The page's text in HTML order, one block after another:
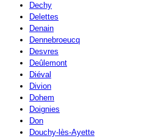
Dechy
Delettes
Denain
Dennebroeucq
Desvres
Deûlemont
Diéval
Divion
Dohem
Doignies
Don
Douchy-lès-Ayette